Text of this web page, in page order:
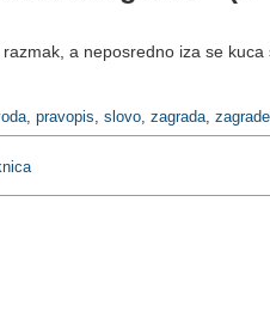
a neposredno iza se kuca
, pravopis, slovo, zagrada, zagrade